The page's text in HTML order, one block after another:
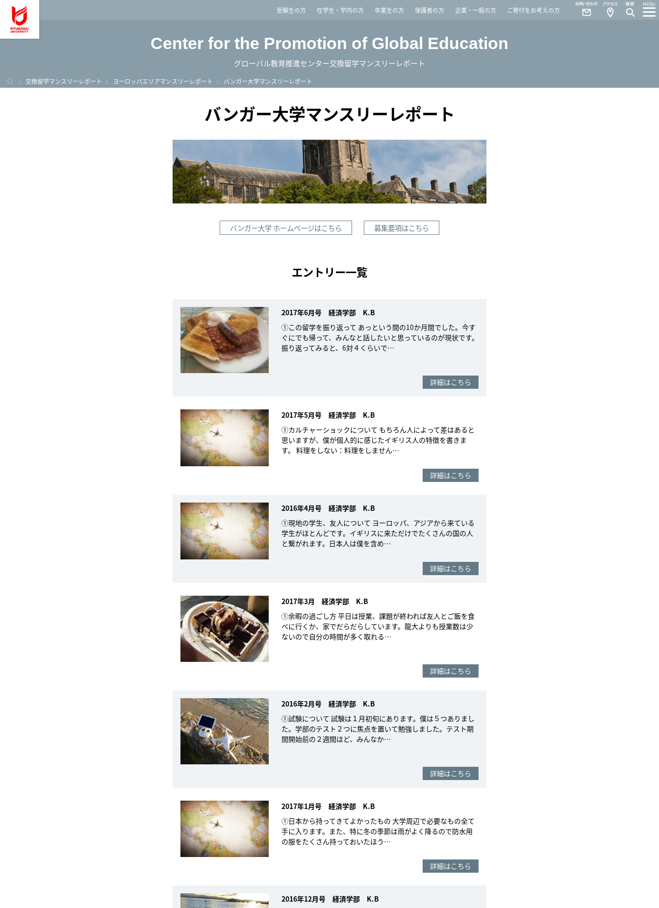
龍谷大学 You, Unlimited受験生の方 在学生・学内の方 卒業生の方 保護者の方 企業・一般の方 ご寄付をお考えの方
MENU
Access
Contact
Center for the Promotion of Global Education
グローバル教育推進センター交換留学マンスリーレポート
ホーム
交換留学マンスリーレポート ヨーロッパエリアマンスリーレポート バンガー大学マンスリーレポート
バンガー大学マンスリーレポート
バンガー大学 ホームページはこちら 募集要項はこちら
エントリー一覧
2017年6月号 経済学部 K.B
①この留学を振り返って あっという間の10か月間でした。今す
ぐにでも帰って、みんなと話したいと思っているのが現状です。
振り返ってみると、6対４くらいで…
詳細はこちら
2017年5月号 経済学部 K.B
①カルチャーショックについて もちろん人によって差はあると
思いますが、僕が個人的に感じたイギリス人の特徴を書きま
す。 料理をしない：料理をしません…
詳細はこちら
2016年4月号 経済学部 K.B
①現地の学生、友人について ヨーロッパ、アジアから来ている
学生がほとんどです。イギリスに来ただけでたくさんの国の人
と繋がれます。日本人は僕を含め…
詳細はこちら
2017年3月 経済学部 K.B
①余暇の過ごし方 平日は授業、課題が終われば友人とご飯を食
べに行くか、家でだらだらしています。龍大よりも授業数は少
ないので自分の時間が多く取れる…
詳細はこちら
2016年2月号 経済学部 K.B
①試験について 試験は１月初旬にあります。僕は５つありまし
た。学部のテスト２つに焦点を置いて勉強しました。テスト期
間開始前の２週間ほど、みんなか…
詳細はこちら
2017年1月号 経済学部 K.B
①日本から持ってきてよかったもの 大学周辺で必要なもの全て
手に入ります。また、特に冬の季節は雨がよく降るので防水用
の服をたくさん持っておいたほう…
詳細はこちら
2016年12月号 経済学部 K.B